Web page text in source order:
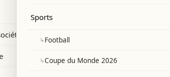
Sports
↳Football
↳Coupe du Monde 2026